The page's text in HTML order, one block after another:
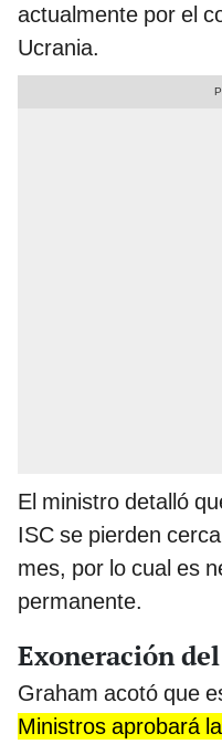
actualmente por el
Ucrania.
El ministro detalló
ISC se pierden
mes, por lo cual es
permanente.
Exoneración
Graham acotó que
Ministros aprobará